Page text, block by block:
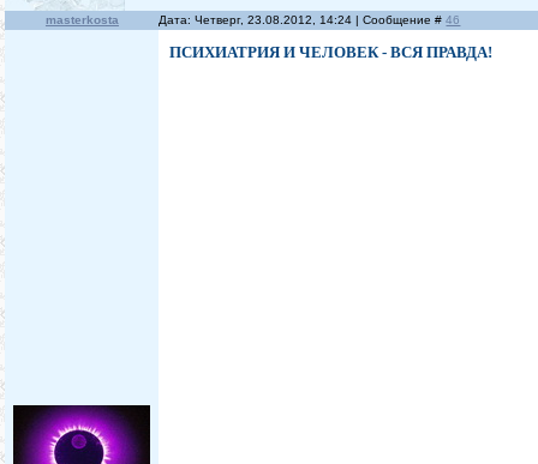
masterkosta Дата: Четверг, 23.08.2012, 14:24 | Сообщение #46
ПСИХИАТРИЯ И ЧЕЛОВЕК - ВСЯ ПРАВДА!